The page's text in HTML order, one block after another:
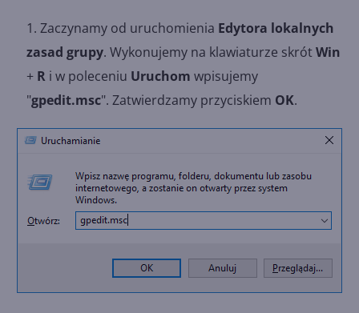
Zaczynamy od uruchomienia Edytora lokalnych
zasad grupy. Wykonujemy na klawiaturze skrótWin
+ R i w poleceniu Uruchom wpisujemy
"gpedit.msc". Zatwierdzamy przyciskiem OK.